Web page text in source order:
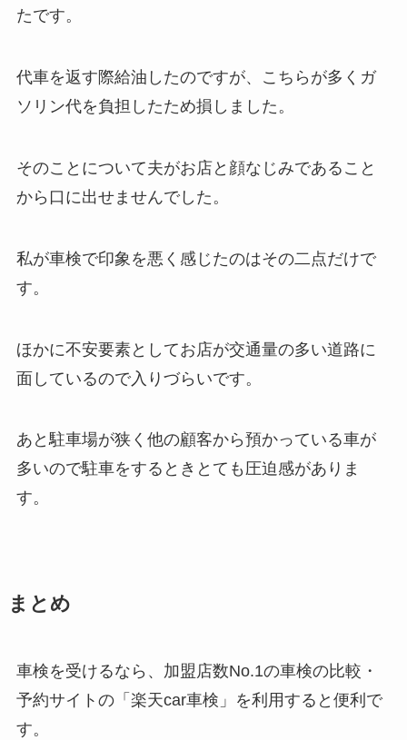
たです。
代車を返す際給油したのですが、こちらが多くガ
ソリン代を負担したため損しました。
そのことについて夫がお店と顔なじみであること
から口に出せませんでした。
私が車検で印象を悪く感じたのはその二点だけで
す。
ほかに不安要素としてお店が交通量の多い道路に
面しているので入りづらいです。
あと駐車場が狭く他の顧客から預かっている車が
多いので駐車をするときとても圧迫感がありま
す。
まとめ
車検を受けるなら、加盟店数No.1の車検の比較・
予約サイトの「楽天car車検」を利用すると便利で
す。